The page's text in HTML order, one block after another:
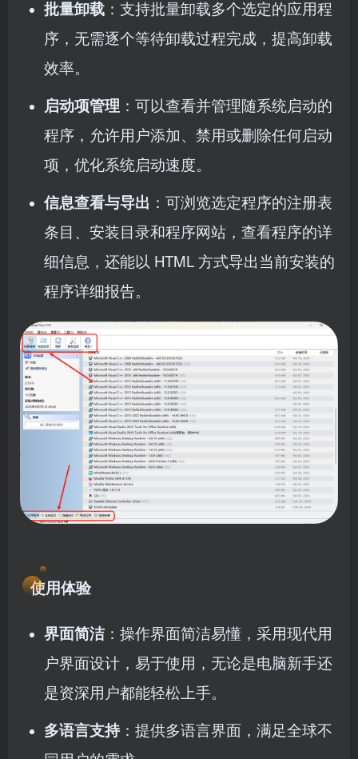
批量卸载 ：支持批量卸载多个选定的应用程
序，无需逐个等待卸载过程完成，提高卸载
效率。
启动项管理 ：可以查看并管理随系统启动的
程序，允许用户添加、禁用或删除任何启动
项，优化系统启动速度。
信息查看与导出 ：可浏览选定程序的注册表
条目、安装目录和程序网站，查看程序的详
细信息，还能以 HTML 方式导出当前安装的
程序详细报告。
使用体验
界面简洁：操作界面简洁易懂，采用现代用
户界面设计，易于使用，无论是电脑新手还
是资深用户都能轻松上手。
多语言支持：提供多语言界面，满足全球不